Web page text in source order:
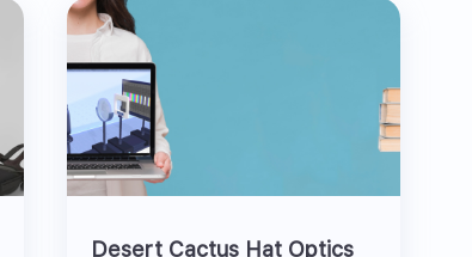
Desert Cactus Hat Optics